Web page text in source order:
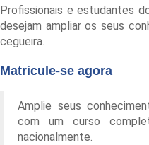
Profissionais e estudantes
desejam ampliar os seus
cegueira.
Matricule-se agora
Amplie seus
com um curso
nacionalmente.